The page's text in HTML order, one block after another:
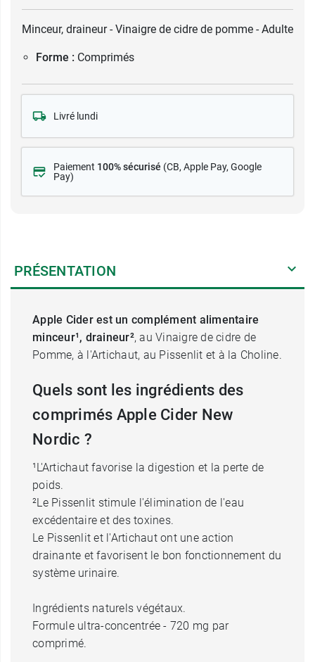
Minceur, draineur - Vinaigre de cidre de pomme - Adulte
Forme : Comprimés
Livré lundi
Paiement 100% sécurisé (CB, Apple Pay, Google
Pay)
PRÉSENTATION
Apple Cider est un complément alimentaire
minceur¹, draineur², au Vinaigre de cidre de
Pomme, à l'Artichaut, au Pissenlit et à la Choline.
Quels sont les ingrédients des
comprimés Apple Cider New
Nordic ?
¹L'Artichaut favorise la digestion et la perte de
poids.
²Le Pissenlit stimule l'élimination de l'eau
excédentaire et des toxines.
Le Pissenlit et l'Artichaut ont une action
drainante et favorisent le bon fonctionnement du
système urinaire.
Ingrédients naturels végétaux.
Formule ultra-concentrée - 720 mg par
comprimé.